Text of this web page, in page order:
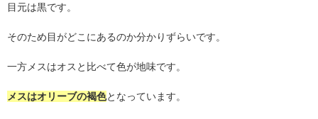
目元は黒です。
そのため目がどこにあるのか分かりずらいです。
一方メスはオスと比べて色が地味です。
メスはオリーブの褐色となっています。